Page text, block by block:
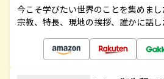
今こそ学びたい世界のことを集めまし
宗教、特長、現地の挨拶、誰かに話し